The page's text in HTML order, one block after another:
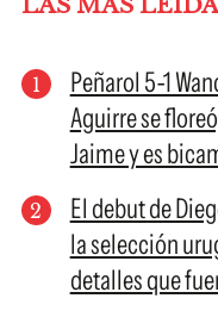
Peñarol 5-1
Aguirre se
Jaime y es
El debut de
la selección
detalles que